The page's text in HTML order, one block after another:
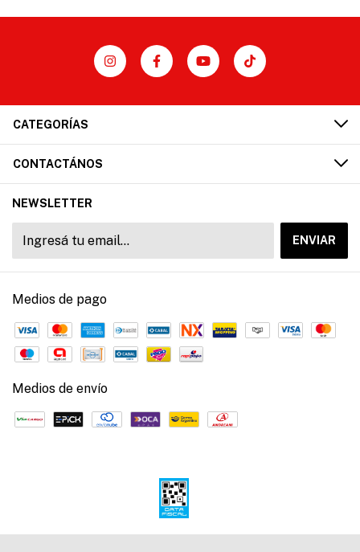
CATEGORÍAS
CONTACTÁNOS
NEWSLETTER
Medios de pago
Medios de envío